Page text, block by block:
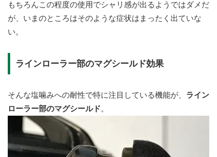
もちろんこの程度の使用でシャリ感が出るようではダメだ
が、いまのところはそのような症状はまったく出ていな
い。
ラインローラー部のマグシールド効果
そんな塩噛みへの耐性で特に注目している機能が、 ライン
ローラー部のマグシールド。